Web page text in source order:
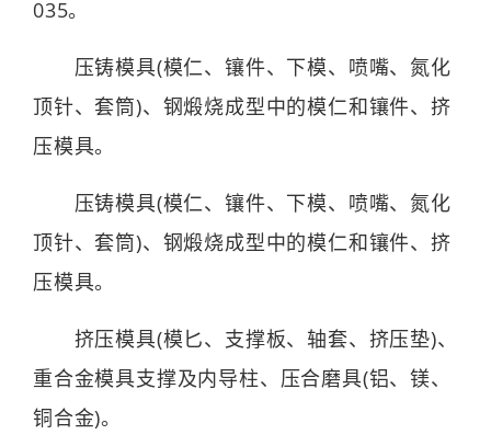
035。
压铸模具(模仁、镶件、下模、喷嘴、氮化
顶针、套筒)、钢煅烧成型中的模仁和镶件、挤
压模具。
压铸模具(模仁、镶件、下模、喷嘴、氮化
顶针、套筒)、钢煅烧成型中的模仁和镶件、挤
压模具。
挤压模具(模匕、支撑板、轴套、挤压垫)、
重合金模具支撑及内导柱、压合磨具(铝、镁、
铜合金)。